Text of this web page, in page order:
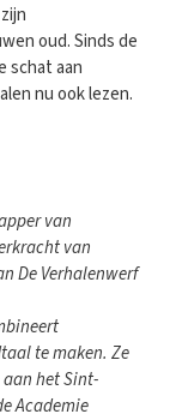
oud. Sinds de
schat aan
nu ook lezen.
van
van
De Verhalenwerf
te maken. Ze
het Sint-
Academie